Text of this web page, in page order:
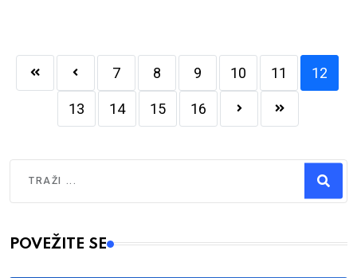
7 8 9 10 11 12
13 14 15 16
Type 2 or more characters for results.
POVEŽITE SE